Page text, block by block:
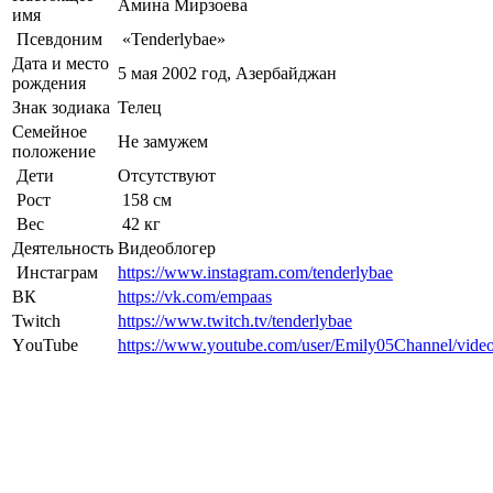
имя
Амина Мирзоева
Псевдоним
«Tenderlybae»
Дата и место
рождения
5 мая 2002 год, Азербайджан
Знак зодиака Телец
Семейное
положение
Не замужем
Дети
Отсутствуют
Рост
158 см
Вес
42 кг
Деятельность Видеоблогер
Инстаграм
https://www.instagram.com/tenderlybae
ВК
https://vk.com/empaas
Twitch
https://www.twitch.tv/tenderlybae
YоuTube
https://www.youtube.com/user/Emily05Channel/